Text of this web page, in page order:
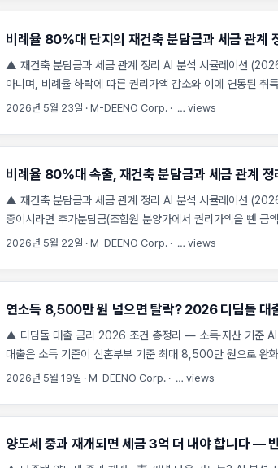
지연되는 사태가 속출하고 있습니다. 초기 운영 자금이 부족
못해 결국 조합원들에게 추가분담금(조합원 분양가에서 권리
극단적인 선택을 하게 됩니다. ...
비례율 80%대 단지의 재건축 분담금과 세금 관계
▲ 재건축 분담금과 세금 관계 정리 AI 분석 시뮬레이션
아니며, 비례율 하락에 따른 권리가액 감소와 이에 연동된 취
가집니다. 본 분석에서는 실제 단지 사례를 통해 분담금 증가
완전히 무너질 수 있습니다. ...
2026년 5월 23일 · M-DEENO Corp. · … views
비례율 80%대 속출, 재건축 분담금과 세금 관계 정
▲ 재건축 분담금과 세금 관계 정리 AI 분석 시뮬레이션
중이시라면 추가분담금(조합원 분양가에서 권리가액을 뺀 금
직결된다는 사실을 기억해야 합니다. 비례율(사업 수익성 지
취득세를 결정합니다 조합원이 납부하는 추가분담금은 새 아
과세표준에 그대로 합산됩니다. 재건축 아파트의 준공 시점
세금은 종전자산(재건축 전 내 아파트의 감정평가 금액) 평가
2026년 5월 22일 · M-DEENO Corp. · … views
연소득 8,500만 원 넘으면 탈락? 2026 디딤돌 대
▲ 디딤돌 대출 금리 2026 조건 총정리 — 소득·자산 기준
대출은 소득 기준이 신혼부부 기준 최대 8,500만 원으로 완
'방공제' 의무화로 실질 대출 한도는 줄어들 전망입니다. 자
재건축 단지의 경우 추가분담금(조합원 분양가에서 권리가액
2026년 5월 19일 · M-DEENO Corp. · … views
양도세 중과 재개되면 세금 3억 더 내야 합니다 —